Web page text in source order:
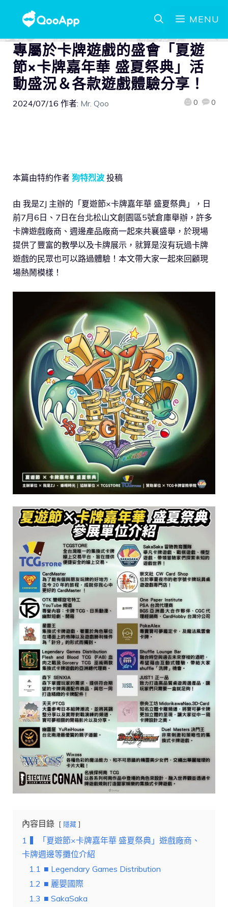
MENU
專屬於卡牌遊戲的盛會「夏遊
節×卡牌嘉年華 盛夏祭典」活
動盛況＆各款遊戲體驗分享！
2024/07/16 作者: Mr. Qoo 0 0
本篇由特約作者 狗特烈波 投稿
由 我是ZJ 主辦的「夏遊節×卡牌嘉年華 盛夏祭典」，日
前7月6日、7日在台北松山文創園區5號倉庫舉辦，許多
卡牌遊戲廠商、週邊產品廠商一起來共襄盛舉，於現場
提供了豐富的教學以及卡牌展示，就算是沒有玩過卡牌
遊戲的民眾也可以路過體驗！本文帶大家一起來回顧現
場熱鬧模樣！
內容目錄 隱藏
1
▍「夏遊節×卡牌嘉年華 盛夏祭典」遊戲廠商、
卡牌週邊等攤位介紹
1.1 ■ Legendary Games Distribution
1.2 ■ 麗嬰國際
1.3 ■ SakaSaka